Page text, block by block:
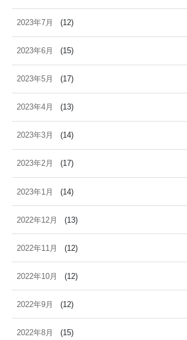
2023年7月 (12)
2023年6月 (15)
2023年5月 (17)
2023年4月 (13)
2023年3月 (14)
2023年2月 (17)
2023年1月 (14)
2022年12月 (13)
2022年11月 (12)
2022年10月 (12)
2022年9月 (12)
2022年8月 (15)